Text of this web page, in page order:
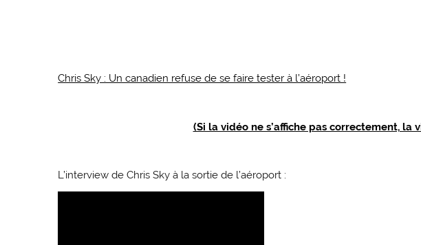
Chris Sky : Un canadien refuse de se faire tester à l’aéroport !
(Si la vidéo ne s’affiche pas correctement, la
L’interview de Chris Sky à la sortie de l’aéroport :